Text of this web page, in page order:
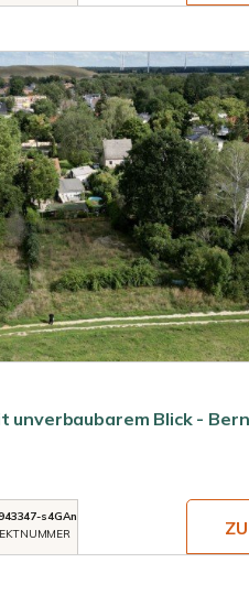
unverbaubarem Blick -
s4GAn